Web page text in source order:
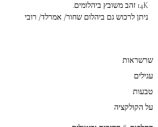
14K זהב משובץ ביהלומים.
ניתן לרכוש גם ביהלום שחור/ אמרלד/ רובי
שרשראות
עגילים
טבעות
על הקולקציה